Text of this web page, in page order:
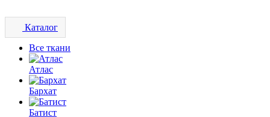
Каталог
Все ткани
Атлас
Бархат
Батист